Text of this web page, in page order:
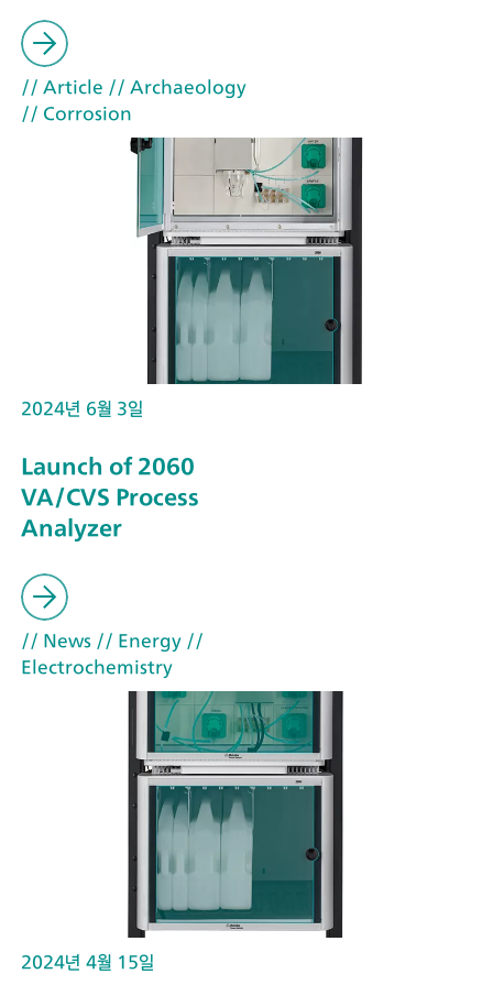
// Article // Archaeology
// Corrosion
2024년 6월 3일
Launch of 2060
VA/CVS Process
Analyzer
// News // Energy //
Electrochemistry
2024년 4월 15일